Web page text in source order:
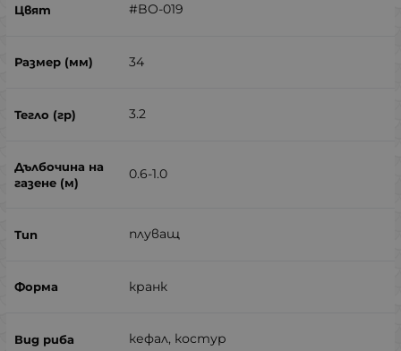
#BO-019
34
3.2
0.6-1.0
плуващ
кранк
кефал, костур